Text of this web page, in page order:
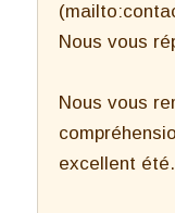
Nous vous
Nous vous
excellent été.